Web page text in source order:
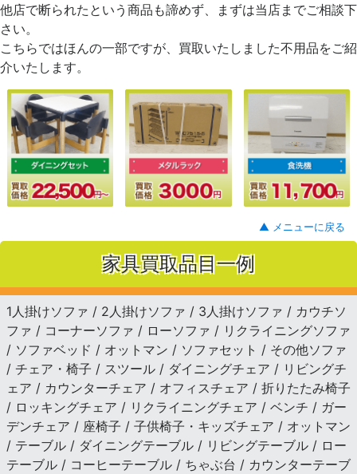
他店で断られたという商品も諦めず、まずは当店までご相談下
さい。
こちらではほんの一部ですが、買取いたしました不用品をご紹
介いたします。
▲ メニューに戻る
家具買取品目一例
1人掛けソファ / 2人掛けソファ / 3人掛けソファ / カウチソ
ファ / コーナーソファ / ローソファ / リクライニングソファ
/ ソファベッド / オットマン / ソファセット / その他ソファ
/ チェア・椅子 / スツール / ダイニングチェア / リビングチ
ェア / カウンターチェア / オフィスチェア / 折りたたみ椅子
/ ロッキングチェア / リクライニングチェア / ベンチ / ガー
デンチェア / 座椅子 / 子供椅子・キッズチェア / オットマン
/ テーブル / ダイニングテーブル / リビングテーブル / ロー
テーブル / コーヒーテーブル / ちゃぶ台 / カウンターテーブ